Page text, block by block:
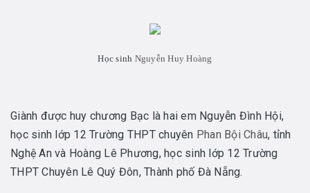
Học sinh Nguyễn Huy Hoàng
Giành được huy chương Bạc là hai em Nguyễn Đình Hội,
học sinh lớp 12 Trường THPT chuyên Phan Bội Châu, tỉnh
Nghệ An và Hoàng Lê Phương, học sinh lớp 12 Trường
THPT Chuyên Lê Quý Đôn, Thành phố Đà Nẵng.